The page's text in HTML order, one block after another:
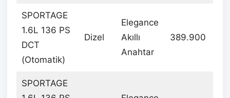
SPORTAGE
1.6L 136 PS
DCT
(Otomatik)
Dizel
Elegance
Akıllı
Anahtar
389.900
SPORTAGE